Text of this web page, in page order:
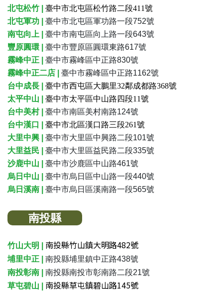
北屯松竹 | 臺中市北屯區松竹路二段411號
北屯軍功 | 臺中市北屯區軍功路一段752號
南屯向上 | 臺中市南屯區向上路一段643號
豐原圓環 | 臺中市豐原區圓環東路617號
霧峰中正 | 臺中市霧峰區中正路830號
霧峰中正二店 | 臺中市霧峰區中正路1162號
台中成長 | 臺中市西屯區大鵬里32鄰成都路368號
太平中山 | 臺中市太平區中山路四段11號
台中美村 | 臺中市南區美村南路124號
台中漢口 | 臺中市北區漢口路三段261號
大里中興 | 臺中市大里區中興路二段101號
大里益民 | 臺中市大里區益民路二段335號
沙鹿中山
臺中市沙鹿區中山路461號
烏日中山
臺中市烏日區中山路一段440號
烏日溪南
臺中市烏日區溪南路一段565號
南投縣
竹山大明 | 南投縣竹山鎮大明路482號
埔里中正 | 南投縣埔里鎮中正路438號
南投彰南 | 南投縣南投市彰南路二段21號
草屯碧山 | 南投縣草屯鎮碧山路145號